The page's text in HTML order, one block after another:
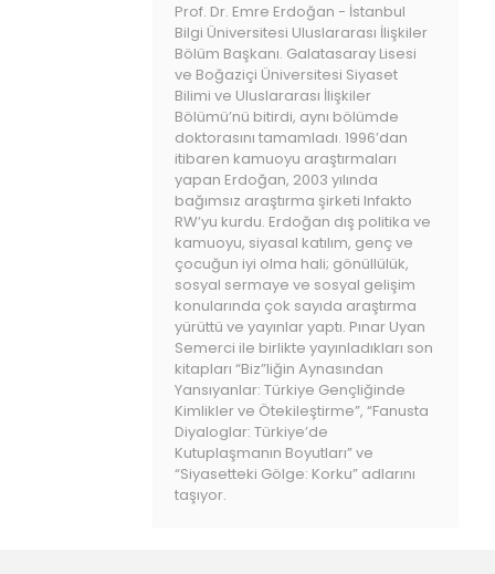
Prof. Dr. Emre Erdoğan - İstanbul
Bilgi Üniversitesi Uluslararası İlişkiler
Bölüm Başkanı. Galatasaray Lisesi
ve Boğaziçi Üniversitesi Siyaset
Bilimi ve Uluslararası İlişkiler
Bölümü’nü bitirdi, aynı bölümde
doktorasını tamamladı. 1996’dan
itibaren kamuoyu araştırmaları
yapan Erdoğan, 2003 yılında
bağımsız araştırma şirketi Infakto
RW’yu kurdu. Erdoğan dış politika ve
kamuoyu, siyasal katılım, genç ve
çocuğun iyi olma hali; gönüllülük,
sosyal sermaye ve sosyal gelişim
konularında çok sayıda araştırma
yürüttü ve yayınlar yaptı. Pınar Uyan
Semerci ile birlikte yayınladıkları son
kitapları “Biz”liğin Aynasından
Yansıyanlar: Türkiye Gençliğinde
Kimlikler ve Ötekileştirme”, “Fanusta
Diyaloglar: Türkiye’de
Kutuplaşmanın Boyutları” ve
“Siyasetteki Gölge: Korku” adlarını
taşıyor.